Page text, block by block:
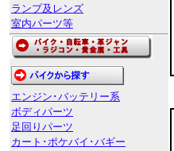
ランプ及レンズ
室内パーツ等
エンジン･バッテリー系
ボディパーツ
足回りパーツ
カート･ポケバイ･バギー